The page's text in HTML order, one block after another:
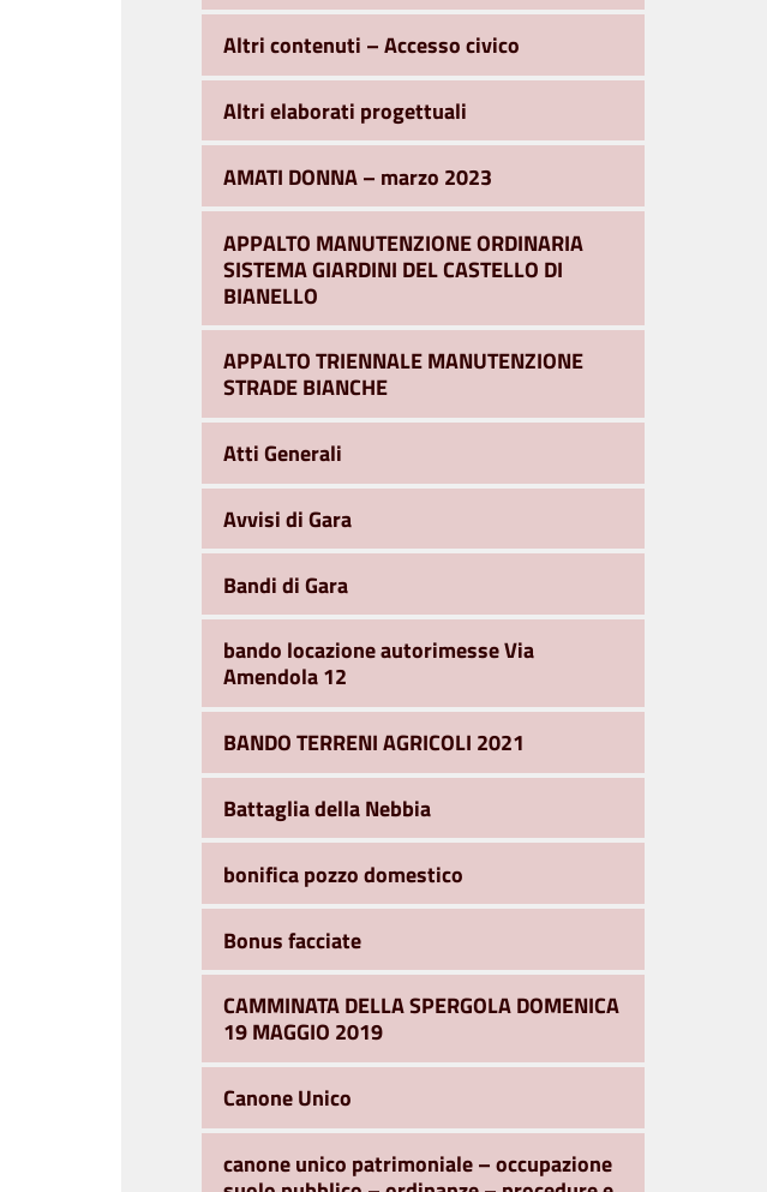
Altri contenuti – Accesso civico
Altri elaborati progettuali
AMATI DONNA – marzo 2023
APPALTO MANUTENZIONE ORDINARIA
SISTEMA GIARDINI DEL CASTELLO DI
BIANELLO
APPALTO TRIENNALE MANUTENZIONE
STRADE BIANCHE
Atti Generali
Avvisi di Gara
Bandi di Gara
bando locazione autorimesse Via
Amendola 12
BANDO TERRENI AGRICOLI 2021
Battaglia della Nebbia
bonifica pozzo domestico
Bonus facciate
CAMMINATA DELLA SPERGOLA DOMENICA
19 MAGGIO 2019
Canone Unico
canone unico patrimoniale – occupazione